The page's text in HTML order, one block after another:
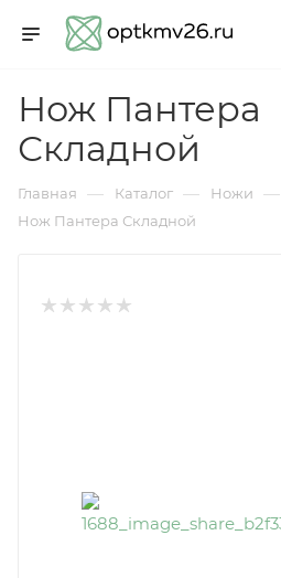
Нож Пантера
Складной
Главная — Каталог — Ножи —
Нож Пантера Складной